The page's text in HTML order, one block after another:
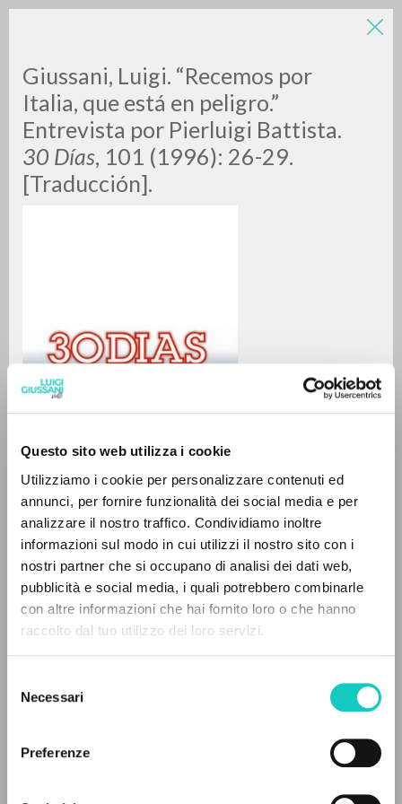
Questo sito web utilizza i cookie
Utilizziamo i cookie per personalizzare contenuti ed
annunci, per fornire funzionalità dei social media e per
analizzare il nostro traffico. Condividiamo inoltre
informazioni sul modo in cui utilizzi il nostro sito con i
nostri partner che si occupano di analisi dei dati web,
pubblicità e social media, i quali potrebbero combinarle
con altre informazioni che hai fornito loro o che hanno
raccolto dal tuo utilizzo dei loro servizi.
delNecessari
Preferenze
Giussani, Luigi. “Recemos por
Italia, que está en peligro.”
Entrevista por Pierluigi Battista.
30 Días, 101 (1996): 26-29.
[Traducción].
Battista PierluigiEntrevista
Giussani LuigiAutor
Español
30 Dias
Páginas: 4
LUIGI
GIUSSANI
BÚSQUEDA AVANZADA »
0DOCUMENTOS ENCONTRADOS
RESULTADOS SUCESIVOS